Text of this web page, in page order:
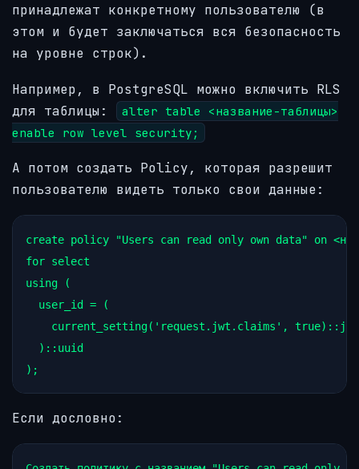
принадлежат конкретному пользователю (в
этом и будет заключаться вся безопасность
на уровне строк).
Например, в PostgreSQL можно включить RLS
для таблицы:
alter table <название-таблицы>
enable row level security;
А потом создать Policy, которая разрешит
пользователю видеть только свои данные:
create policy "Users can read only own data" on
for select
using (
  user_id = (
current_setting('request.jwt.claims',
  )::uuid
);
Если дословно: